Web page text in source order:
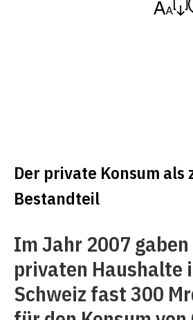
Der private Konsum
Bestandteil
Im Jahr 2007
privaten Haushalte
Schweiz fast 300